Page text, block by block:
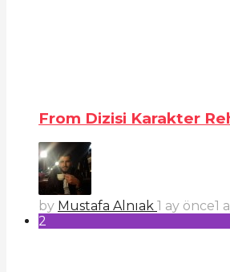
From Dizisi Karakter
by Mustafa Alnıak 1 ay önce1
2